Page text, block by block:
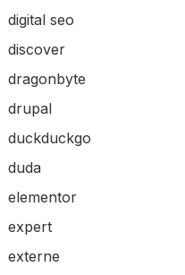
digital seo
discover
dragonbyte
drupal
duckduckgo
duda
elementor
expert
externe